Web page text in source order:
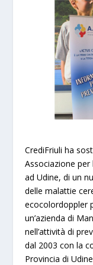
CrediFriuli ha
Associazione per
ad Udine, di un
delle malattie
ecocolordoppler
un’azienda di
nell’attività di
dal 2003 con la
Provincia di